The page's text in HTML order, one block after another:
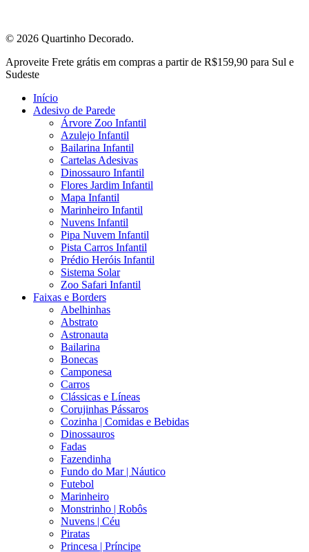
© 2026 Quartinho Decorado.
Close
Menu
Aproveite Frete grátis em compras a partir de R$159,90 para Sul e
Sudeste
Início
Adesivo de Parede
Árvore Zoo Infantil
Azulejo Infantil
Bailarina Infantil
Cartelas Adesivas
Dinossauro Infantil
Flores Jardim Infantil
Mapa Infantil
Marinheiro Infantil
Nuvens Infantil
Pipa Nuvem Infantil
Pista Carros Infantil
Prédio Heróis Infantil
Sistema Solar
Zoo Safari Infantil
Faixas e Borders
Abelhinhas
Abstrato
Astronauta
Bailarina
Bonecas
Camponesa
Carros
Clássicas e Líneas
Corujinhas Pássaros
Cozinha | Comidas e Bebidas
Dinossauros
Fadas
Fazendinha
Fundo do Mar | Náutico
Futebol
Marinheiro
Monstrinho | Robôs
Nuvens | Céu
Piratas
Princesa | Príncipe